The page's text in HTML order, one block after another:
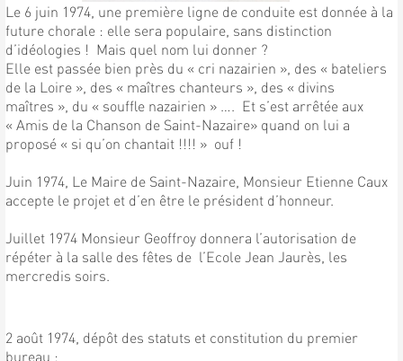
Le 6 juin 1974, une première ligne de conduite est donnée à la
future chorale : elle sera populaire, sans distinction
d’idéologies ! Mais quel nom lui donner ?
Elle est passée bien près du « cri nazairien », des « bateliers
de la Loire », des « maîtres chanteurs », des « divins
maîtres », du « souffle nazairien » …. Et s’est arrêtée aux
« Amis de la Chanson de Saint-Nazaire» quand on lui a
proposé « si qu’on chantait !!!! » ouf !
Juin 1974, Le Maire de Saint-Nazaire, Monsieur Etienne Caux
accepte le projet et d’en être le président d’honneur.
Juillet 1974 Monsieur Geoffroy donnera l’autorisation de
répéter à la salle des fêtes de l’Ecole Jean Jaurès, les
mercredis soirs.
2 août 1974, dépôt des statuts et constitution du premier
bureau :